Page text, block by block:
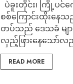
ပဲခူးတိုင်း၊ ကြို့ပ
စစ်ကြောင်းထိုးနေ
တပ်သည် ဒေသခံ မျာ
လှည့်ဖြားနေသော်လ
READ MORE